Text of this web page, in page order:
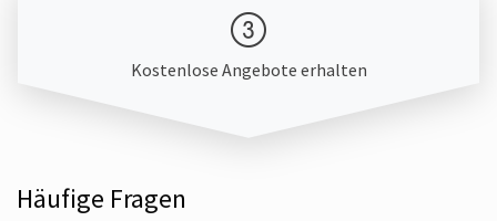
Kostenlose Angebote erhalten
Häufige Fragen